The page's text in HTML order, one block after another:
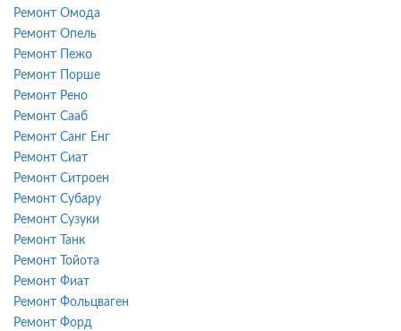
Ремонт Омода
Ремонт Опель
Ремонт Пежо
Ремонт Порше
Ремонт Рено
Ремонт Сааб
Ремонт Санг Енг
Ремонт Сиат
Ремонт Ситроен
Ремонт Субару
Ремонт Сузуки
Ремонт Танк
Ремонт Тойота
Ремонт Фиат
Ремонт Фольцваген
Ремонт Форд